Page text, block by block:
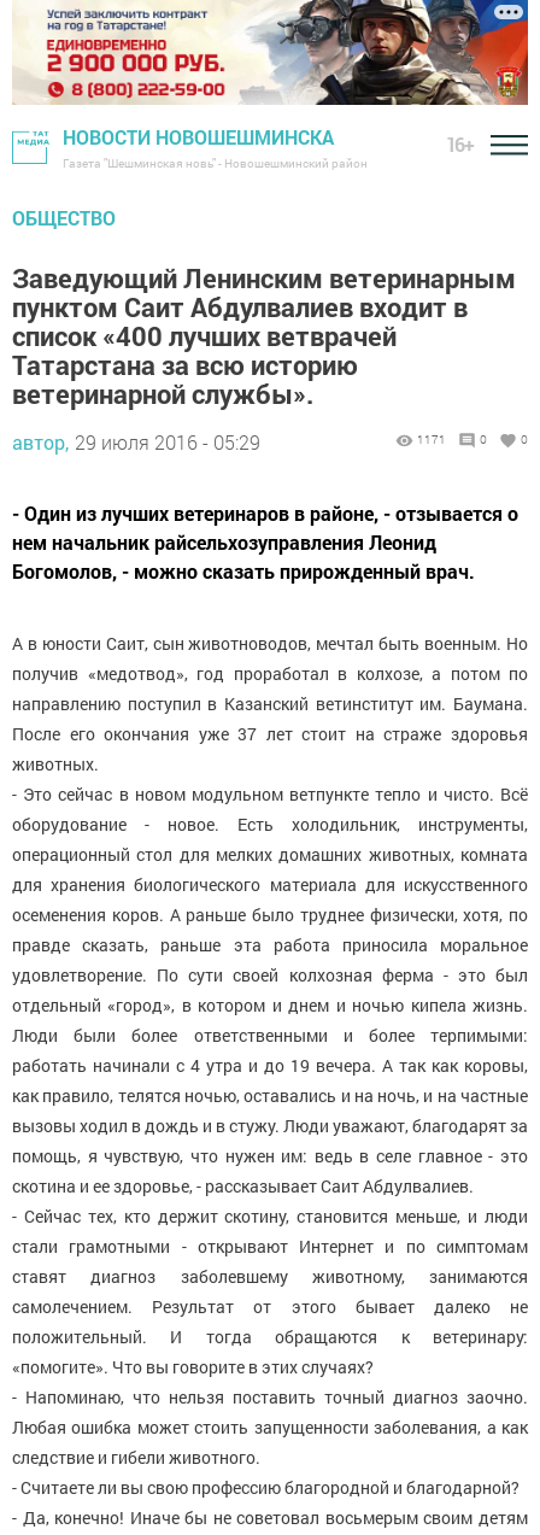
НОВОСТИ НОВОШЕШМИНСКА
Газета "Шешминская новь" - Новошешминский район
16+
ОБЩЕСТВО
Заведующий Ленинским ветеринарным
пунктом Саит Абдулвалиев входит в
список «400 лучших ветврачей
Татарстана за всю историю
ветеринарной службы».
автор, 29 июля 2016 - 05:29 1171 0 0
- Один из лучших ветеринаров в районе, - отзывается о
нем начальник райсельхозуправления Леонид
Богомолов, - можно сказать прирожденный врач.
А в юности Саит, сын животноводов, мечтал быть военным. Но
получив «медотвод», год проработал в колхозе, а потом по
направлению поступил в Казанский ветинститут им. Баумана.
После его окончания уже 37 лет стоит на страже здоровья
животных.
- Это сейчас в новом модульном ветпункте тепло и чисто. Всё
оборудование - новое. Есть холодильник, инструменты,
операционный стол для мелких домашних животных, комната
для хранения биологического материала для искусственного
осеменения коров. А раньше было труднее физически, хотя, по
правде сказать, раньше эта работа приносила моральное
удовлетворение. По сути своей колхозная ферма - это был
отдельный «город», в котором и днем и ночью кипела жизнь.
Люди были более ответственными и более терпимыми:
работать начинали с 4 утра и до 19 вечера. А так как коровы,
как правило, телятся ночью, оставались и на ночь, и на частные
вызовы ходил в дождь и в стужу. Люди уважают, благодарят за
помощь, я чувствую, что нужен им: ведь в селе главное - это
скотина и ее здоровье, - рассказывает Саит Абдулвалиев.
- Сейчас тех, кто держит скотину, становится меньше, и люди
стали грамотными - открывают Интернет и по симптомам
ставят диагноз заболевшему животному, занимаются
самолечением. Результат от этого бывает далеко не
положительный. И тогда обращаются к ветеринару:
«помогите». Что вы говорите в этих случаях?
- Напоминаю, что нельзя поставить точный диагноз заочно.
Любая ошибка может стоить запущенности заболевания, а как
следствие и гибели животного.
- Считаете ли вы свою профессию благородной и благодарной?
- Да, конечно! Иначе бы не советовал восьмерым своим детям